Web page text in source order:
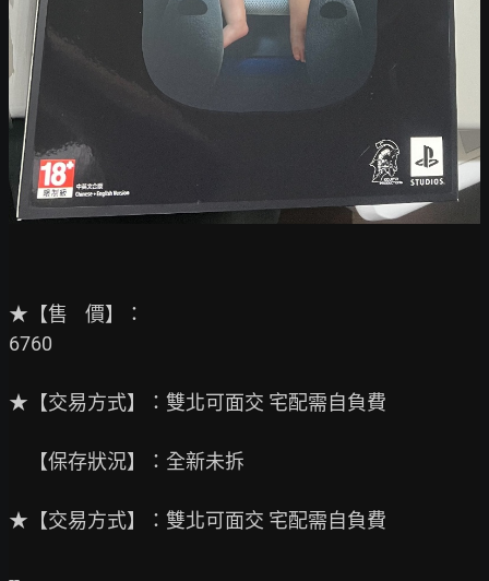
★【售    價】：
6760
★【交易方式】：雙北可面交 宅配需自負費
【保存狀況】：全新未拆
★【交易方式】：雙北可面交 宅配需自負費